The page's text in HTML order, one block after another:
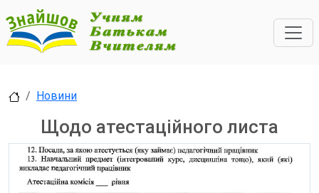
Новини
Щодо атестаційного листа